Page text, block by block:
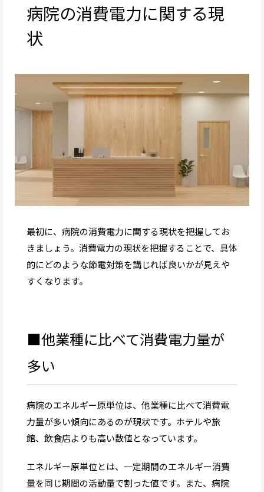
病院の消費電力に関する現
状
最初に、病院の消費電力に関する現状を把握してお
きましょう。消費電力の現状を把握することで、具体
的にどのような節電対策を講じれば良いかが見えや
すくなります。
■他業種に比べて消費電力量が
多い
病院のエネルギー原単位は、他業種に比べて消費電
力量が多い傾向にあるのが現状です。ホテルや旅
館、飲食店よりも高い数値となっています。
エネルギー原単位とは、一定期間のエネルギー消費
量を同じ期間の活動量で割った値です。また、病院